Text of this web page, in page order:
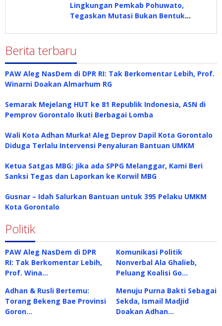
Lingkungan Pemkab Pohuwato,
Tegaskan Mutasi Bukan Bentuk
Berita terbaru
PAW Aleg NasDem di DPR RI: Tak Berkomentar Lebih, Prof.
Winarni Doakan Almarhum RG
Semarak Mejelang HUT ke 81 Republik Indonesia, ASN di
Pemprov Gorontalo Ikuti Berbagai Lomba
Wali Kota Adhan Murka! Aleg Deprov Dapil Kota Gorontalo
Diduga Terlalu Intervensi Penyaluran Bantuan UMKM
Ketua Satgas MBG: Jika ada SPPG Melanggar, Kami Beri
Sanksi Tegas dan Laporkan ke Korwil MBG
Gusnar – Idah Salurkan Bantuan untuk 395 Pelaku UMKM
Kota Gorontalo
Politik
PAW Aleg NasDem di DPR
RI: Tak Berkomentar Lebih,
Prof. Wina…
Komunikasi Politik
Nonverbal Ala Ghalieb,
Peluang Koalisi Go…
Adhan & Rusli Bertemu:
Torang Bekeng Bae Provinsi
Goron…
Menuju Purna Bakti Sebagai
Sekda, Ismail Madjid
Doakan Adhan…